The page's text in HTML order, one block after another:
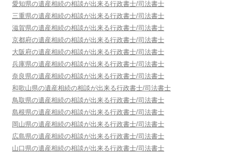
愛知県の遺産相続の相談が出来る行政書士/司法書士
三重県の遺産相続の相談が出来る行政書士/司法書士
滋賀県の遺産相続の相談が出来る行政書士/司法書士
京都府の遺産相続の相談が出来る行政書士/司法書士
大阪府の遺産相続の相談が出来る行政書士/司法書士
兵庫県の遺産相続の相談が出来る行政書士/司法書士
奈良県の遺産相続の相談が出来る行政書士/司法書士
和歌山県の遺産相続の相談が出来る行政書士/司法書士
鳥取県の遺産相続の相談が出来る行政書士/司法書士
島根県の遺産相続の相談が出来る行政書士/司法書士
岡山県の遺産相続の相談が出来る行政書士/司法書士
広島県の遺産相続の相談が出来る行政書士/司法書士
山口県の遺産相続の相談が出来る行政書士/司法書士